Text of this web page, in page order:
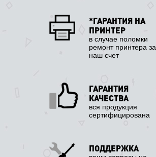
*ГАРАНТИЯ НА
ПРИНТЕР
в случае поломки
ремонт принтера за
наш счет
ГАРАНТИЯ
КАЧЕСТВА
вся продукция
сертифицирована
ПОДДЕРЖКА